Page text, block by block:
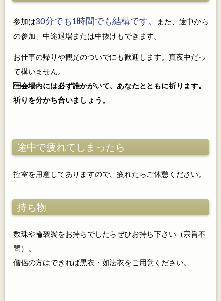
参加は30分でも1時間でも結構です。
また、途中から
の参加、中途退場または中抜けもできます。
お仕事の帰りや観光のついでにも歓迎します。真夜中だっ
て構いません。
会場内には必ず誰かがいて、あなたとともに祈ります。
祈りを分かち合いましょう。
途中で疲れてしまったら
控室を用意してありますので、疲れたらご休憩ください。
持ち物
数珠や輪袈裟をお持ちでしたらぜひお持ち下さい（宗旨不
問）。
僧侶の方はできれば黒衣・如法衣をご用意ください。